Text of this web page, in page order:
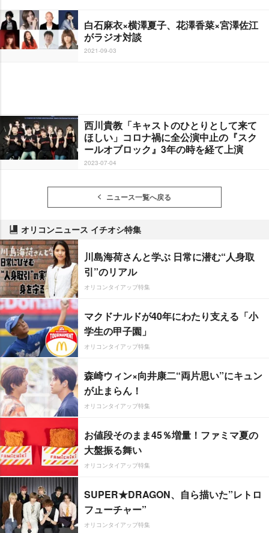
白石麻衣×横澤夏子、花澤香菜×宮澤佐江
がラジオ対談
2021-09-03
西川貴教「キャストのひとりとして来て
ほしい」コロナ禍に全公演中止の『スク
ールオブロック』3年の時を経て上演
2023-07-04
ニュース一覧へ戻る
オリコンニュース イチオシ特集
川島海荷さんと学ぶ 日常に潜む“人身取
引”のリアル
オリコンタイアップ特集
マクドナルドが40年にわたり支える「小
学生の甲子園」
オリコンタイアップ特集
森崎ウィン×向井康二“両片思い”にキュン
が止まらん！
オリコンタイアップ特集
お値段そのまま45％増量！ファミマ夏の
大盤振る舞い
オリコンタイアップ特集
SUPER★DRAGON、自ら描いた”レトロ
フューチャー”
オリコンタイアップ特集